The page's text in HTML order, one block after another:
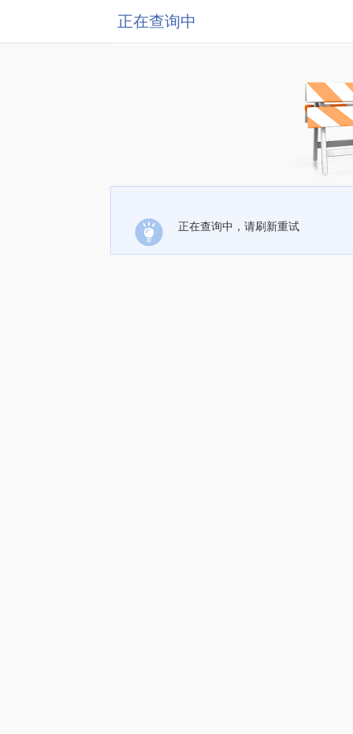
正在查询中
正在查询中，请刷新重试